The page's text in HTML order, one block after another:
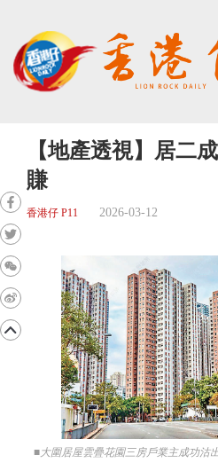
【地產透視】居二
賺
香港仔 P11 2026-03-12
■大圍居屋雲疊花園三房戶業主成功沽